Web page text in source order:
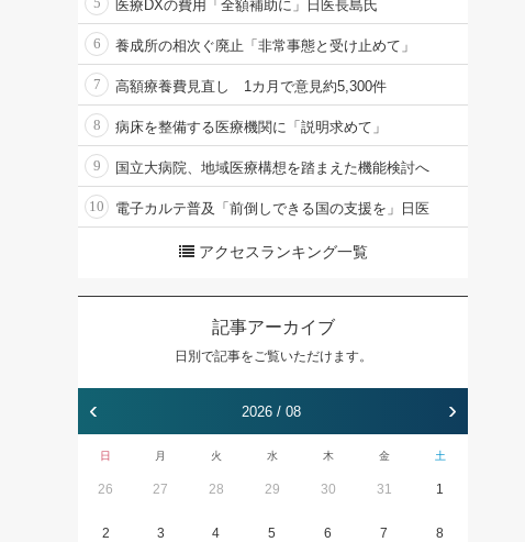
医療DXの費用「全額補助に」日医長島氏
6 養成所の相次ぐ廃止「非常事態と受け止めて」
7 高額療養費見直し 1カ月で意見約5,300件
8 病床を整備する医療機関に「説明求めて」
9 国立大病院、地域医療構想を踏まえた機能検討へ
10 電子カルテ普及「前倒しできる国の支援を」日医
アクセスランキング一覧
記事アーカイブ
日別で記事をご覧いただけます。
‹ 2026 / 08 ›
日 月 火 水 木 金 土
26 27 28 29 30 31 1
2 3 4 5 6 7 8